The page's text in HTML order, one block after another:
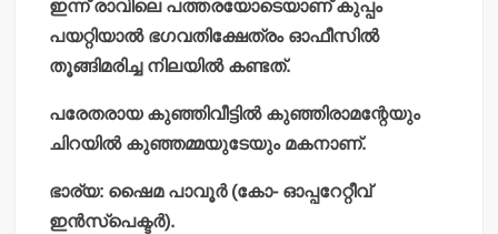
ഇന്ന് രാവിലെ പത്തരയോടെയാണ് കുപ്പം
പയറ്റിയാല്‍ ഭഗവതിക്ഷേത്രം ഓഫീസില്‍
തൂങ്ങിമരിച്ച നിലയില്‍ കണ്ടത്.
പരേതരായ കുഞ്ഞിവീട്ടില്‍ കുഞ്ഞിരാമന്റേയും
ചിറയില്‍ കുഞ്ഞമ്മയുടേയും മകനാണ്.
ഭാര്യ: ഷൈമ പാവൂര്‍ (കോ- ഓപ്പറേറ്റീവ്
ഇന്‍സ്‌പെക്ടര്‍).